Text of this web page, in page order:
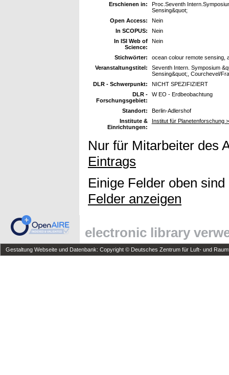
Erschienen in:
Proc.Seventh
Sensing&quot;
Open Access:
Nein
In SCOPUS:
Nein
In ISI Web of
Science:
Nein
Stichwörter:
ocean colour remote sensing,
Veranstaltungstitel:
Seventh Intern. Symposium
Sensing&quot;, Courchevel/
DLR - Schwerpunkt:
NICHT SPEZIFIZIERT
DLR -
Forschungsgebiet:
W EO - Erdbeobachtung
Standort:
Berlin-Adlershof
Institute &
Einrichtungen:
Institut für Planetenforschung
Nur für Mitarbeiter des
Eintrags
Einige Felder oben
Felder anzeigen
electronic library
Gestaltung Webseite und Datenbank: Copyright © Deutsches Zentrum für Luft- und